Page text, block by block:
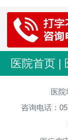
医院首页 |
医院
咨询电话：